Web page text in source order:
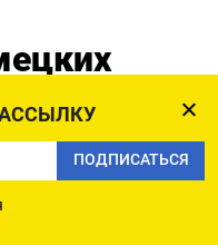
ПОДПИСАТЬСЯ
по поводу
слабеет